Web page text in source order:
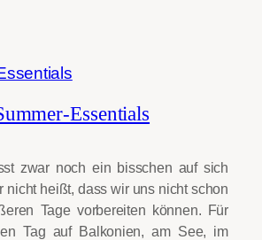
Essentials
zwar noch ein bisschen auf sich
nicht heißt, dass wir uns nicht schon
Tage vorbereiten können. Für
Tag auf Balkonien, am See, im